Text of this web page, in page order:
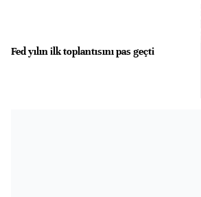
Fed yılın ilk toplantısını pas geçti